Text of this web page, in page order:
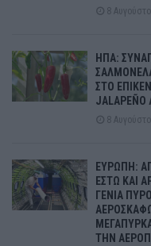
8
ΗΠΑ:
ΣΤΟ
8
ΕΥΡΩΠΗ:
ΕΣΤΩ ΚΑΙ
ΓΕΝΙΑ
ΤΗΝ